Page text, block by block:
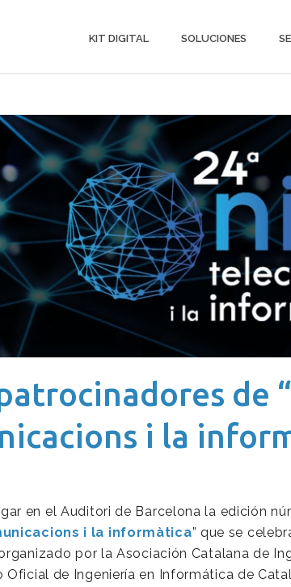
KIT DIGITAL SOLUCIONES
de
i la
en el Auditori de Barcelona la edición
i la informàtica” que se
por la Asociación Catalana de
de Ingeniería en Informática de